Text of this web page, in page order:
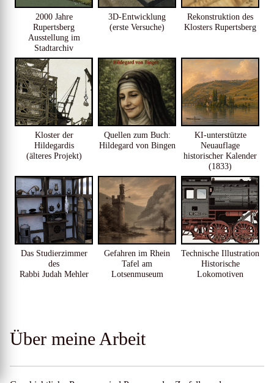
2000 Jahre
Rupertsberg
Ausstellung im
Stadtarchiv
3D-Entwicklung
(erste Versuche)
Rekonstruktion des
Klosters Rupertsberg
Kloster der
Hildegardis
(älteres Projekt)
Quellen zum Buch:
Hildegard von Bingen
KI-unterstützte
Neuauflage
historischer Kalender
(1833)
Das Studierzimmer
des
Rabbi Judah Mehler
Gefahren im Rhein
Tafel am
Lotsenmuseum
Technische Illustration
Historische
Lokomotiven
Über meine Arbeit